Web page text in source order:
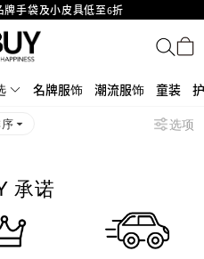
牌手袋及小皮具低至6折
量特别版限时原价低至75折!
袋及首饰低至6折，立即入手!
铺！
牌Hermès、CHANEL及LV专区！
即享免运费！
名牌服饰 潮流服饰 童装
选项
承诺